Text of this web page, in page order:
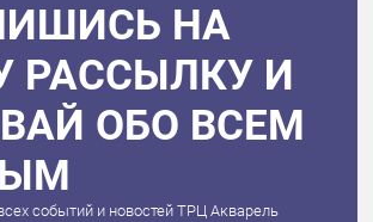
НА
РАССЫЛКУ И
ОБО ВСЕМ
событий и новостей ТРЦ Акварель